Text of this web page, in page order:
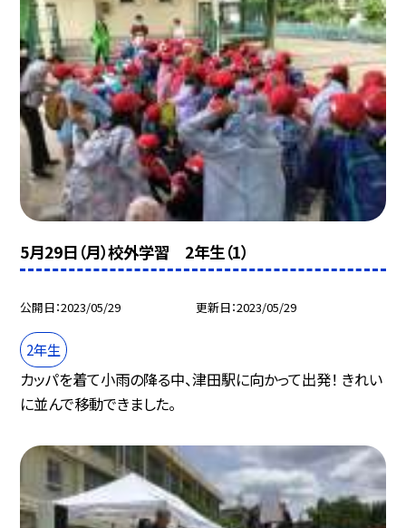
5月29日（月）校外学習 2年生（1）
公開日 2023/05/29 更新日 2023/05/29
2年生
カッパを着て小雨の降る中、津田駅に向かって出発！ きれい
に並んで移動できました。